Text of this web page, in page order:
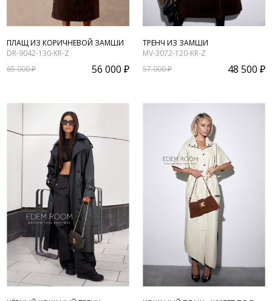
ПЛАЩ ИЗ КОРИЧНЕВОЙ ЗАМШИ
DR-9042-130-KR-Z
65 000 ₽
56 000 ₽
ТРЕНЧ ИЗ ЗАМШИ
MV-3072-120-KR-Z
57 000 ₽
48 500 ₽